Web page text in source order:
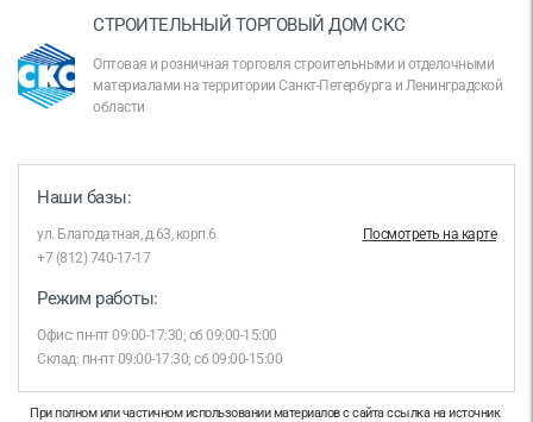
СТРОИТЕЛЬНЫЙ ТОРГОВЫЙ ДОМ СКС
Оптовая и розничная торговля строительными и отделочными
материалами на территории Санкт-Петербурга и Ленинградской
области
Наши базы:
ул. Благодатная, д.63, корп.6
Посмотреть на карте
+7 (812) 740-17-17
Режим работы:
Офис: пн-пт 09:00-17:30; сб 09:00-15:00
Склад: пн-пт 09:00-17:30; сб 09:00-15:00
При полном или частичном использовании материалов с сайта ссылка на источник